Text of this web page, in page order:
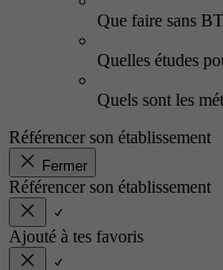
Que faire sans
Quelles études
Quels sont les
Référencer son établissement
Fermer
Référencer son établissement
Ajouté à tes favoris